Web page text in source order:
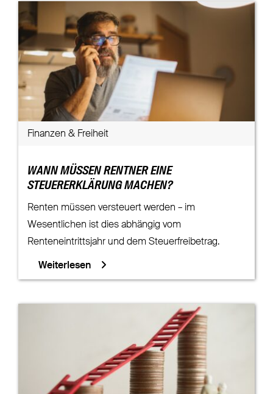
Finanzen & Freiheit
WANN MÜSSEN RENTNER EINE
STEUERERKLÄRUNG MACHEN?
Renten müssen versteuert werden – im
Wesentlichen ist dies abhängig vom
Renteneintrittsjahr und dem Steuerfreibetrag.
Weiterlesen